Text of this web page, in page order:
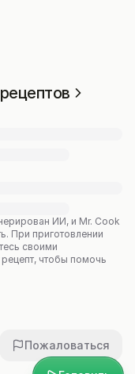
ИИ, и Mr. Cook
При приготовлении
своими
чтобы помочь
Пожаловаться